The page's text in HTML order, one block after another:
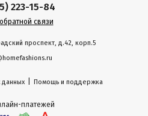
223-15-84
связи
проспект, д.42, корп.5
данных Помощь и поддержка
платежей